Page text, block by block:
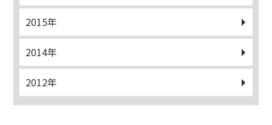
2015年
2014年
2012年